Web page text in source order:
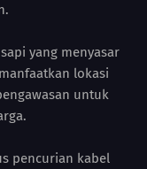
yang menyasar
lokasi
untuk
pencurian kabel